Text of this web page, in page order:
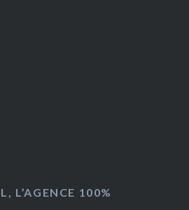
L’AGENCE 100%